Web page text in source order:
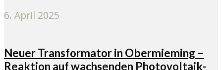
6. April 2025
Neuer Transformator in Obermieming –
Reaktion auf wachsenden Photovoltaik-